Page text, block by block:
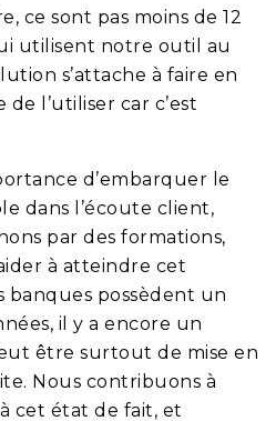
ce sont pas moins de 12
utilisent notre outil au
s’attache à faire en
de l’utiliser car c’est
d’embarquer le
dans l’écoute client,
par des formations,
à atteindre cet
banques possèdent un
il y a encore un
être surtout de mise en
Nous contribuons à
cet état de fait, et